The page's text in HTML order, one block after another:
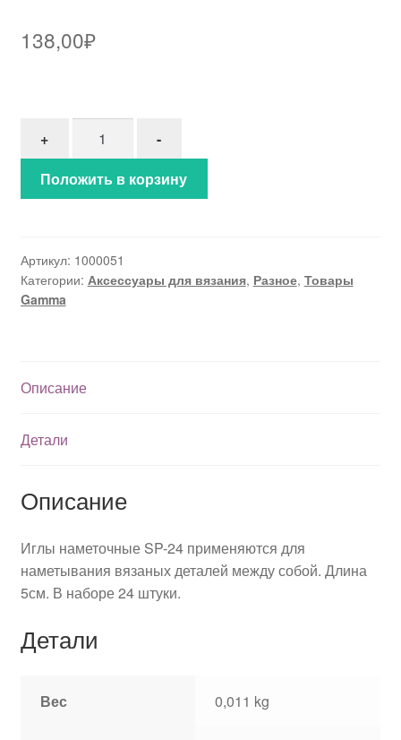
138,00₽
+
-
Положить в корзину
Артикул: 1000051
Категории: Аксессуары для вязания, Разное, Товары
Gamma
Описание
Детали
Описание
Иглы наметочные SP-24 применяются для
наметывания вязаных деталей между собой. Длина
5см. В наборе 24 штуки.
Детали
Вес 0,011 kg